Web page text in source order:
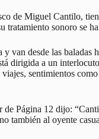
de Miguel Cantilo,
tratamiento sonoro se
van desde las
dirigida a un
sentimientos
Página 12 dijo:
también al oyente